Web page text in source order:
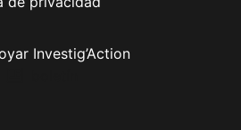
Investig’Action